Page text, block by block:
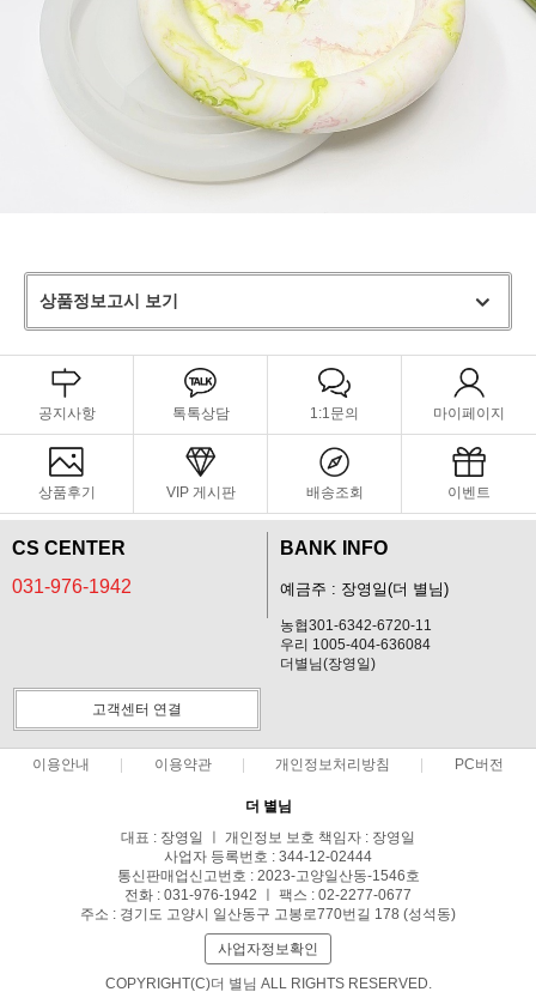
상품정보고시 보기
공지사항 톡톡상담 1:1문의 마이페이지
상품후기 VIP 게시판 배송조회 이벤트
CS CENTER
031-976-1942
BANK INFO
예금주 : 장영일(더 별님)
농협301-6342-6720-11
우리 1005-404-636084
더별님(장영일)
고객센터 연결
이용안내 이용약관 개인정보처리방침 PC버전
더 별님
대표 : 장영일 ㅣ 개인정보 보호 책임자 : 장영일
사업자 등록번호 : 344-12-02444
통신판매업신고번호 : 2023-고양일산동-1546호
전화 : 031-976-1942 ㅣ 팩스 : 02-2277-0677
주소 : 경기도 고양시 일산동구 고봉로770번길 178 (성석동)
사업자정보확인
COPYRIGHT(C)더 별님 ALL RIGHTS RESERVED.